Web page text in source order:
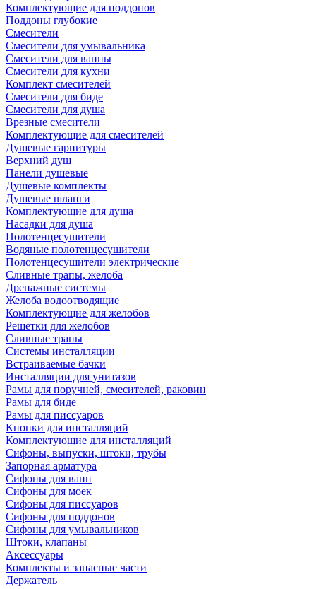
Комплектующие для поддонов
Поддоны глубокие
Смесители
Смесители для умывальника
Смесители для ванны
Смесители для кухни
Комплект смесителей
Смесители для биде
Смесители для душа
Врезные смесители
Комплектующие для смесителей
Душевые гарнитуры
Верхний душ
Панели душевые
Душевые комплекты
Душевые шланги
Комплектующие для душа
Насадки для душа
Полотенцесушители
Водяные полотенцесушители
Полотенцесушители электрические
Сливные трапы, желоба
Дренажные системы
Желоба водоотводящие
Комплектующие для желобов
Решетки для желобов
Сливные трапы
Системы инсталляции
Встраиваемые бачки
Инсталляции для унитазов
Рамы для поручней, смесителей, раковин
Рамы для биде
Рамы для писсуаров
Кнопки для инсталляций
Комплектующие для инсталляций
Сифоны, выпуски, штоки, трубы
Запорная арматура
Сифоны для ванн
Сифоны для моек
Сифоны для писсуаров
Сифоны для поддонов
Сифоны для умывальников
Штоки, клапаны
Аксессуары
Комплекты и запасные части
Держатель